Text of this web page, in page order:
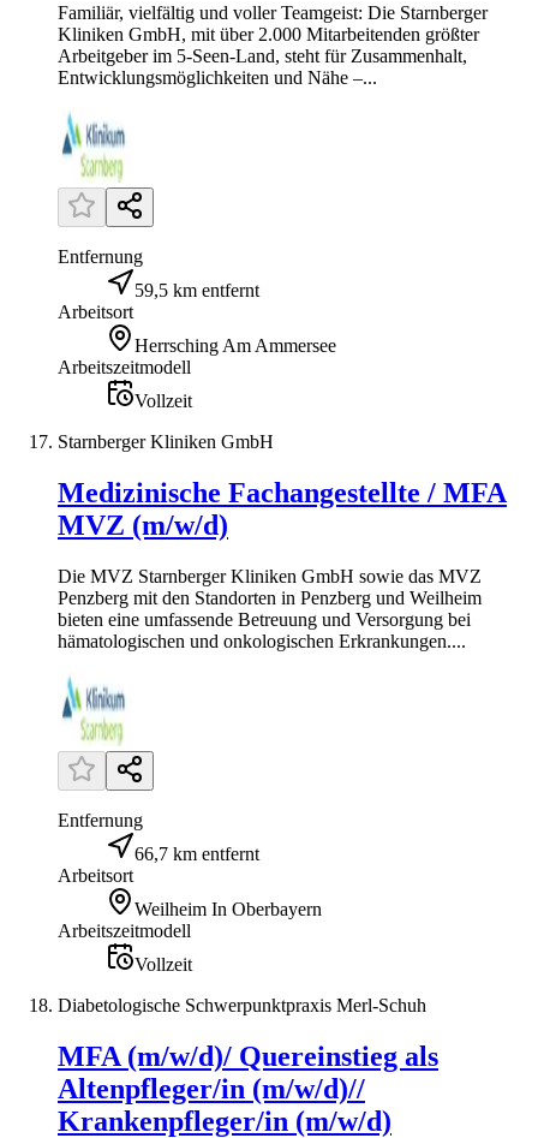
Familiär, vielfältig und voller Teamgeist: Die Starnberger
Kliniken GmbH, mit über 2.000 Mitarbeitenden größter
Arbeitgeber im 5-Seen-Land, steht für Zusammenhalt,
Entwicklungsmöglichkeiten und Nähe –...
Entfernung
59,5 km entfernt
Arbeitsort
Herrsching Am Ammersee
Arbeitszeitmodell
Vollzeit
Starnberger Kliniken GmbH
Medizinische Fachangestellte / MFA
MVZ (m/w/d)
Die MVZ Starnberger Kliniken GmbH sowie das MVZ
Penzberg mit den Standorten in Penzberg und Weilheim
bieten eine umfassende Betreuung und Versorgung bei
hämatologischen und onkologischen Erkrankungen....
Entfernung
66,7 km entfernt
Arbeitsort
Weilheim In Oberbayern
Arbeitszeitmodell
Vollzeit
Diabetologische Schwerpunktpraxis Merl-Schuh
MFA (m/w/d)/ Quereinstieg als
Altenpfleger/in (m/w/d)//
Krankenpfleger/in (m/w/d)